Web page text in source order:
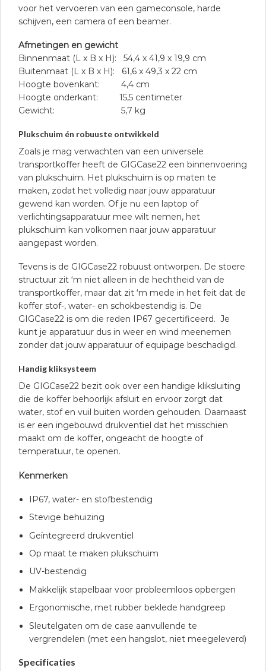
voor het vervoeren van een gameconsole, harde
schijven, een camera of een beamer.
Afmetingen en gewicht
Binnenmaat (L x B x H): 54,4 x 41,9 x 19,9 cm
Buitenmaat (L x B x H): 61,6 x 49,3 x 22 cm
Hoogte bovenkant: 4,4 cm
Hoogte onderkant: 15,5 centimeter
Gewicht: 5,7 kg
Plukschuim én robuuste ontwikkeld
Zoals je mag verwachten van een universele
transportkoffer heeft de GIGCase22 een binnenvoering
van plukschuim. Het plukschuim is op maten te
maken, zodat het volledig naar jouw apparatuur
gewend kan worden. Of je nu een laptop of
verlichtingsapparatuur mee wilt nemen, het
plukschuim kan volkomen naar jouw apparatuur
aangepast worden.
Tevens is de GIGCase22 robuust ontworpen. De stoere
structuur zit ‘m niet alleen in de hechtheid van de
transportkoffer, maar dat zit ‘m mede in het feit dat de
koffer stof-, water- en schokbestendig is. De
GIGCase22 is om die reden IP67 gecertificeerd. Je
kunt je apparatuur dus in weer en wind meenemen
zonder dat jouw apparatuur of equipage beschadigd.
Handig kliksysteem
De GIGCase22 bezit ook over een handige kliksluiting
die de koffer behoorlijk afsluit en ervoor zorgt dat
water, stof en vuil buiten worden gehouden. Daarnaast
is er een ingebouwd drukventiel dat het misschien
maakt om de koffer, ongeacht de hoogte of
temperatuur, te openen.
Kenmerken
IP67, water- en stofbestendig
Stevige behuizing
Geïntegreerd drukventiel
Op maat te maken plukschuim
UV-bestendig
Makkelijk stapelbaar voor probleemloos opbergen
Ergonomische, met rubber beklede handgreep
Sleutelgaten om de case aanvullende te
vergrendelen (met een hangslot, niet meegeleverd)
Specificaties